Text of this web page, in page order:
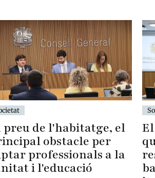
preu de l'habitatge, el
obstacle per
professionals a la
i l'educació